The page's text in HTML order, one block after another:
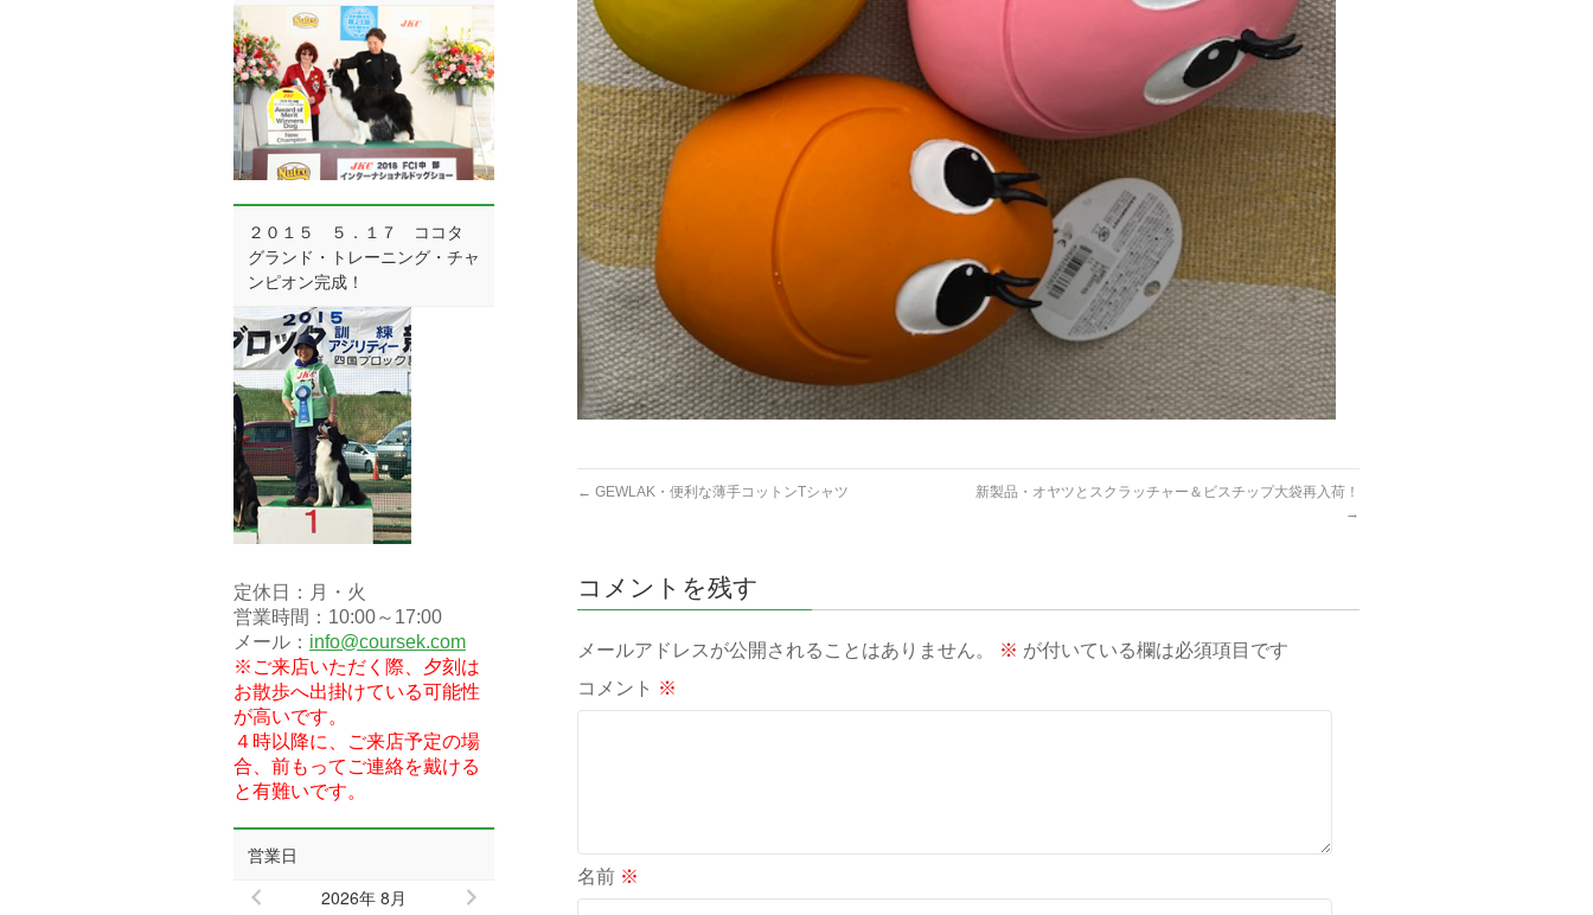
← GEWLAK・便利な薄手コットンTシャツ
新製品・オヤツとスクラッチャー＆ビスチップ大袋再入荷！
→
コメントを残す
メールアドレスが公開されることはありません。 ※ が付いている欄は必須項目です
コメント ※
名前 ※
２０１５ ５．１７ ココタ
グランド・トレーニング・チャ
ンピオン完成！
定休日：月・火
営業時間：10:00～17:00
メール： info@coursek.com
※ご来店いただく際、夕刻は
お散歩へ出掛けている可能性
が高いです。
４時以降に、ご来店予定の場
合、前もってご連絡を戴ける
と有難いです。
営業日
2026年 8月